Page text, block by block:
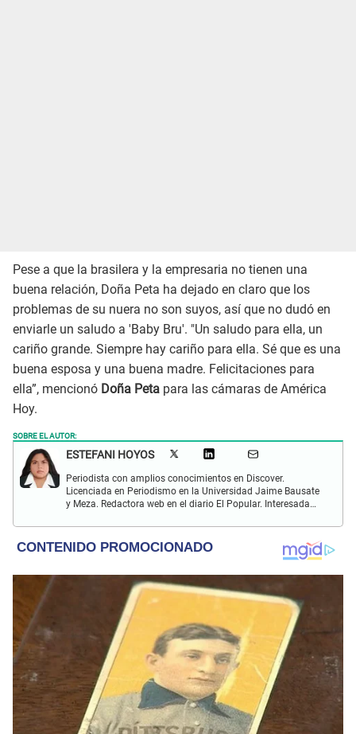
Pese a que la brasilera y la empresaria no tienen una
buena relación, Doña Peta ha dejado en claro que los
problemas de su nuera no son suyos, así que no dudó en
enviarle un saludo a 'Baby Bru'. "Un saludo para ella, un
cariño grande. Siempre hay cariño para ella. Sé que es una
buena esposa y una buena madre. Felicitaciones para
ella”, mencionó Doña Peta para las cámaras de América
Hoy.
SOBRE EL AUTOR:
ESTEFANI HOYOS
Periodista con amplios conocimientos en Discover.
Licenciada en Periodismo en la Universidad Jaime Bausate
y Meza. Redactora web en el diario El Popular. Interesada
internacional; tendencias, películas y series.